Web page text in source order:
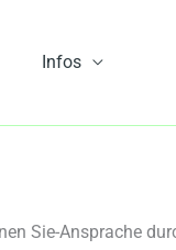
Infos
Sie-Ansprache